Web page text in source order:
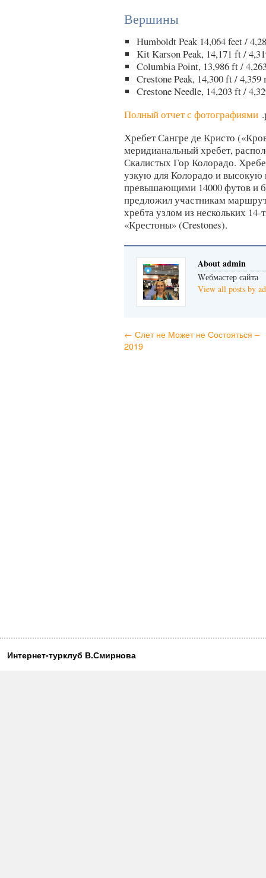
Вершины
Humboldt Peak 14,064 feet /
Kit Karson Peak, 14,171 ft /
Columbia Point, 13,986 ft /
Crestone Peak, 14,300 ft / 4,359
Crestone Needle, 14,203 ft /
Полный отчет с фотографиями
Хребет Сангре де Кристо
меридианальный хребет,
Скалистых Гор Колорадо.
узкую для Колорадо и
превышающими 14000 футов и
предложил участникам
хребта узлом из нескольких
«Крестоны» (Crestones).
About admin
Wебмастер сайта
View all posts by
← Слет не Может не Состояться –
2019
Интернет-турклуб В.Смирнова